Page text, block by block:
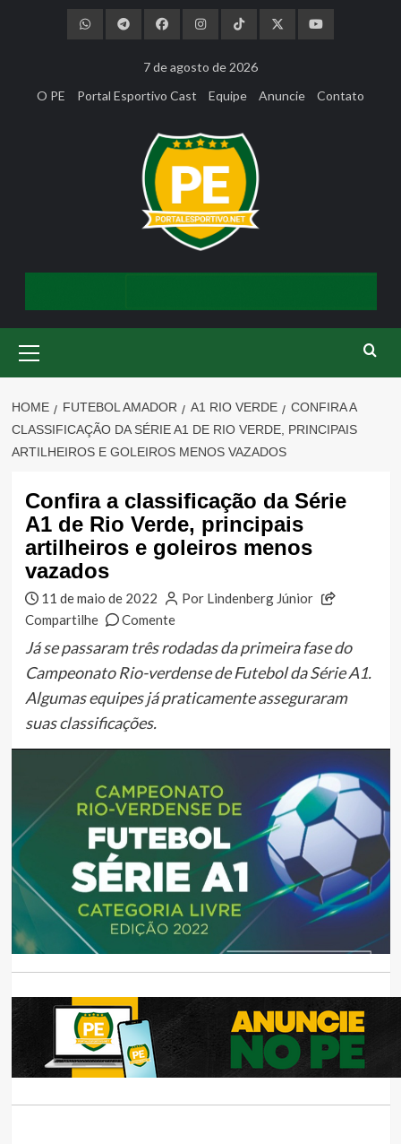
7 de agosto de 2026
O PE
Portal Esportivo Cast Equipe Anuncie Contato
Menu
HOME FUTEBOL AMADOR A1 RIO VERDE
CONFIRA A
CLASSIFICAÇÃO DA SÉRIE A1 DE RIO VERDE, PRINCIPAIS
ARTILHEIROS E GOLEIROS MENOS VAZADOS
Confira a classificação da Série
A1 de Rio Verde, principais
artilheiros e goleiros menos
vazados
11 de maio de 2022
Por Lindenberg Júnior
Compartilhe
Comente
Já se passaram três rodadas da primeira fase do
Campeonato Rio-verdense de Futebol da Série A1.
Algumas equipes já praticamente asseguraram
suas classificações.